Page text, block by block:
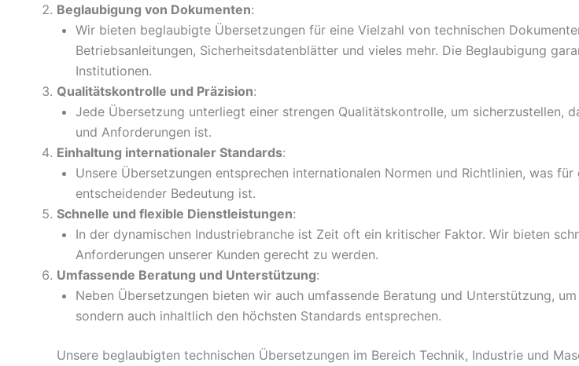
Beglaubigung von Dokumenten:
Wir bieten beglaubigte Übersetzungen für eine Vielzahl von technischen
Betriebsanleitungen, Sicherheitsdatenblätter und vieles mehr. Die Beglaubigung
Institutionen.
Qualitätskontrolle und Präzision:
Jede Übersetzung unterliegt einer strengen Qualitätskontrolle, um sicherzustellen,
und Anforderungen ist.
Einhaltung internationaler Standards:
Unsere Übersetzungen entsprechen internationalen Normen und Richtlinien, was
entscheidender Bedeutung ist.
Schnelle und flexible Dienstleistungen:
In der dynamischen Industriebranche ist Zeit oft ein kritischer Faktor. Wir bieten
Anforderungen unserer Kunden gerecht zu werden.
Umfassende Beratung und Unterstützung:
Neben Übersetzungen bieten wir auch umfassende Beratung und Unterstützung,
sondern auch inhaltlich den höchsten Standards entsprechen.
Unsere beglaubigten technischen Übersetzungen im Bereich Technik, Industrie und